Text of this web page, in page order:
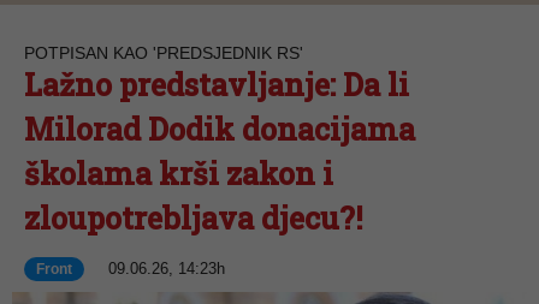
POTPISAN KAO 'PREDSJEDNIK RS'
Lažno predstavljanje: Da li
Milorad Dodik donacijama
školama krši zakon i
zloupotrebljava djecu?!
Front 09.06.26, 14:23h